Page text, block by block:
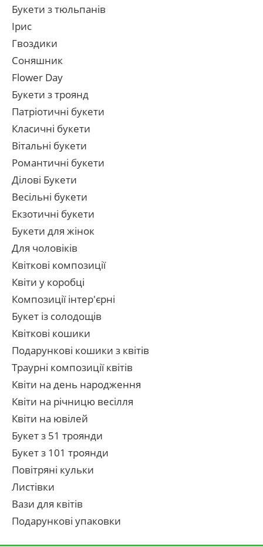
Букети з тюльпанів
Ірис
Гвоздики
Соняшник
Flower Day
Букети з троянд
Патріотичні букети
Класичні букети
Вітальні букети
Романтичні букети
Ділові Букети
Весільні букети
Екзотичні букети
Букети для жінок
Для чоловіків
Квіткові композиції
Квіти у коробці
Композиції інтер'єрні
Букет із солодощів
Квіткові кошики
Подарункові кошики з квітів
Траурні композиції квітів
Квіти на день народження
Квіти на річницю весілля
Квіти на ювілей
Букет з 51 троянди
Букет з 101 троянди
Повітряні кульки
Листівки
Вази для квітів
Подарункові упаковки